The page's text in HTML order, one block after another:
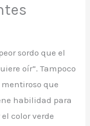
sordo que el
oír”. Tampoco
mentiroso que
habilidad para
color verde